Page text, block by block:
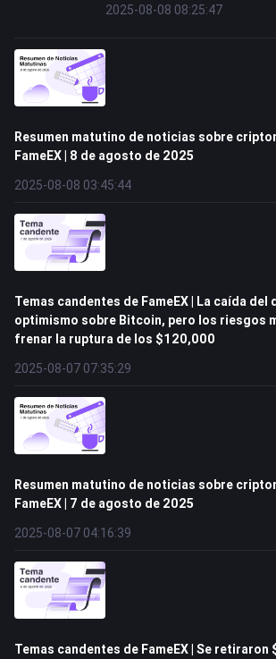
2025-08-08 08:25:47
Resumen matutino de noticias sobre
FameEX | 8 de agosto de 2025
2025-08-08 03:45:44
Temas candentes de FameEX | La caída del
optimismo sobre Bitcoin, pero los riesgos
frenar la ruptura de los $120,000
2025-08-07 07:35:29
Resumen matutino de noticias sobre
FameEX | 7 de agosto de 2025
2025-08-07 04:16:39
Temas candentes de FameEX | Se retiraron